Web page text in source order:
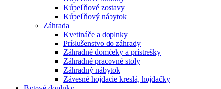
Kúpeľňové zostavy
Kúpeľňový nábytok
Záhrada
Kvetináče a doplnky
Príslušenstvo do záhrady
Záhradné domčeky a prístrešky
Záhradné pracovné stoly
Záhradný nábytok
Závesné hojdacie kreslá, hojdačky